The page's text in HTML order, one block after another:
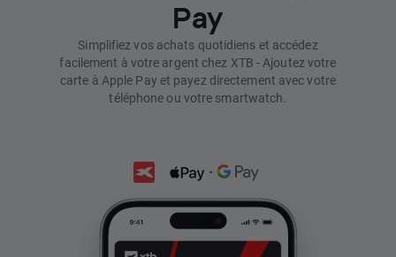
Pay
Simplifiez vos achats quotidiens et accédez
facilement à votre argent chez XTB - Ajoutez votre
carte à Apple Pay et payez directement avec votre
téléphone ou votre smartwatch.